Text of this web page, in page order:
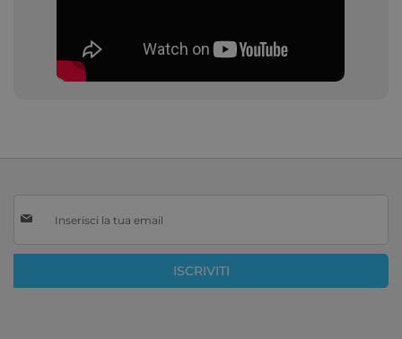
alla
Newsletter:
ISCRIVITI